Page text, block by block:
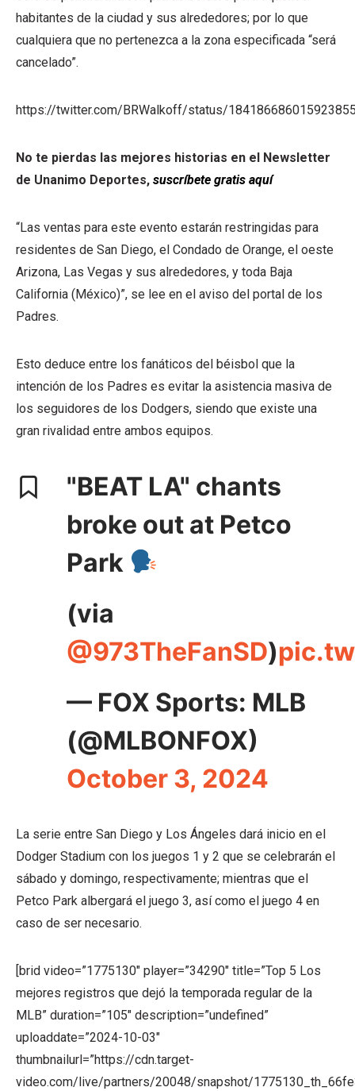
habitantes de la ciudad y sus alrededores; por lo que
cualquiera que no pertenezca a la zona especificada “será
cancelado”.
https://twitter.com/BRWalkoff/status/
No te pierdas las mejores historias en el Newsletter
de Unanimo Deportes, suscríbete gratis aquí
“Las ventas para este evento estarán restringidas para
residentes de San Diego, el Condado de Orange, el oeste
Arizona, Las Vegas y sus alrededores, y toda Baja
California (México)”, se lee en el aviso del portal de los
Padres.
Esto deduce entre los fanáticos del béisbol que la
intención de los Padres es evitar la asistencia masiva de
los seguidores de los Dodgers, siendo que existe una
gran rivalidad entre ambos equipos.
"BEAT LA" chants
broke out at Petco
Park
(via
@973TheFanSD)
— FOX Sports: MLB
(@MLBONFOX)
October 3, 2024
La serie entre San Diego y Los Ángeles dará inicio en el
Dodger Stadium con los juegos 1 y 2 que se celebrarán el
sábado y domingo, respectivamente; mientras que el
Petco Park albergará el juego 3, así como el juego 4 en
caso de ser necesario.
[brid video=”1775130″ player=”34290″ title=”Top 5 Los
mejores registros que dejó la temporada regular de la
MLB” duration=”105″ description=”undefined”
uploaddate=”2024-10-03″
thumbnailurl=”https://cdn.target-
video.com/live/partners/20048/snapshot/